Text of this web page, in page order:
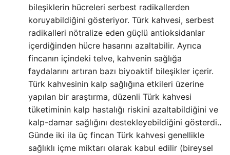
bileşiklerin hücreleri serbest radikallerden
koruyabildiğini gösteriyor. Türk kahvesi, serbest
radikalleri nötralize eden güçlü antioksidanlar
içerdiğinden hücre hasarını azaltabilir. Ayrıca
fincanın içindeki telve, kahvenin sağlığa
faydalarını artıran bazı biyoaktif bileşikler içerir.
Türk kahvesinin kalp sağlığına etkileri üzerine
yapılan bir araştırma, düzenli Türk kahvesi
tüketiminin kalp hastalığı riskini azaltabildiğini ve
kalp-damar sağlığını destekleyebildiğini gösterdi..
Günde iki ila üç fincan Türk kahvesi genellikle
sağlıklı içme miktarı olarak kabul edilir (bireysel